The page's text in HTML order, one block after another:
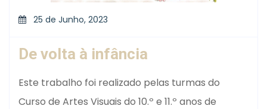
25 de Junho, 2023
De volta à infância
Este trabalho foi realizado pelas turmas do
Curso de Artes Visuais do 10.º e 11.º anos de